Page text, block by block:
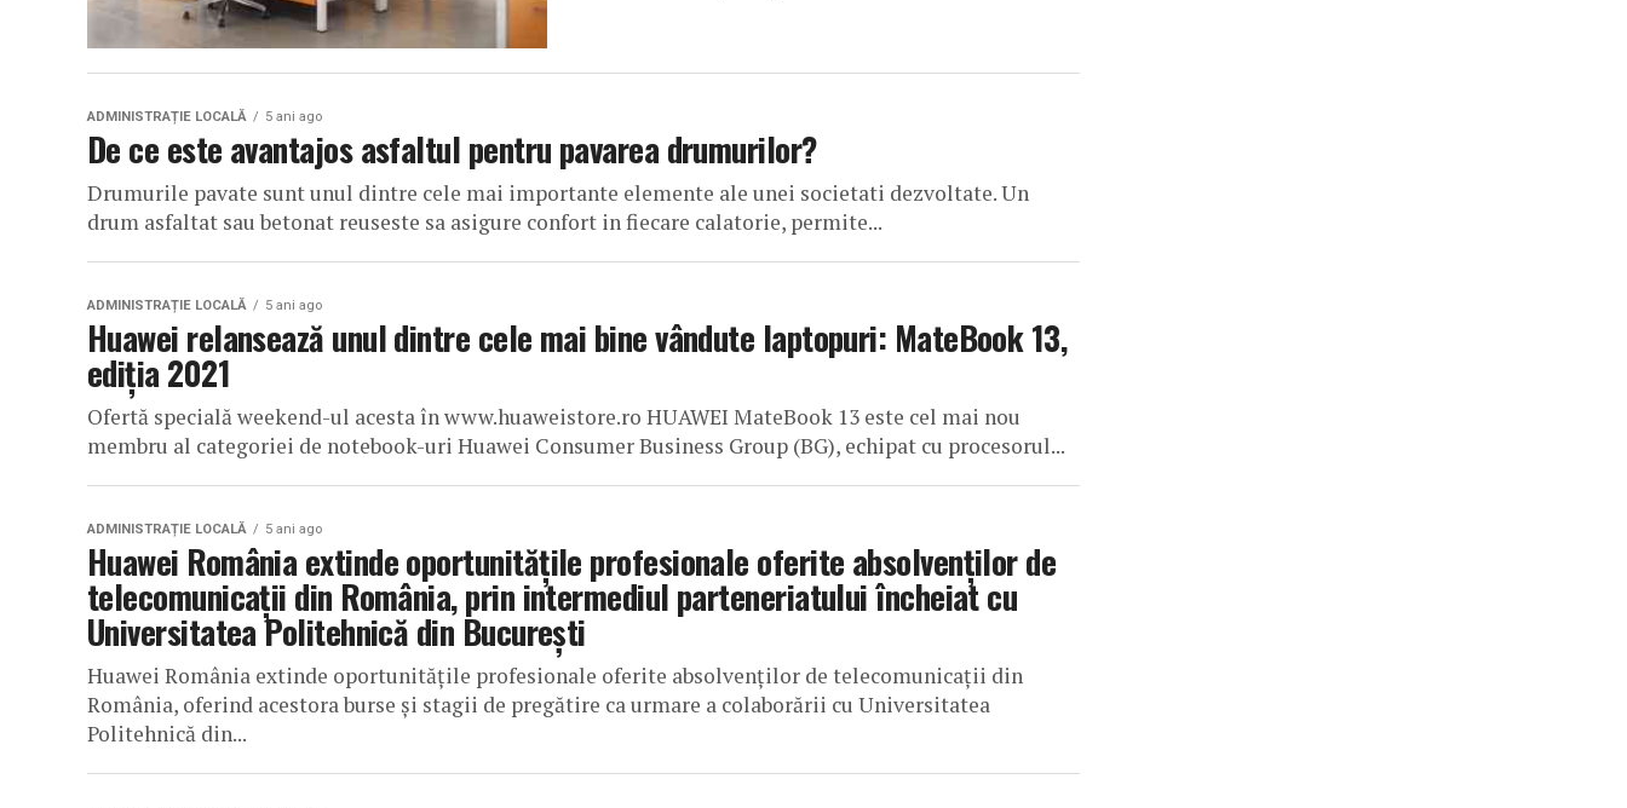
ADMINISTRAȚIE LOCALĂ 5 ani ago
De ce este avantajos asfaltul pentru pavarea drumurilor?
Drumurile pavate sunt unul dintre cele mai importante elemente ale unei societati dezvoltate. Un
drum asfaltat sau betonat reuseste sa asigure confort in fiecare calatorie, permite...
ADMINISTRAȚIE LOCALĂ 5 ani ago
Huawei relansează unul dintre cele mai bine vândute laptopuri: MateBook 13,
ediția 2021
Ofertă specială weekend-ul acesta în www.huaweistore.ro HUAWEI MateBook 13 este cel mai nou
membru al categoriei de notebook-uri Huawei Consumer Business Group (BG), echipat cu procesorul...
ADMINISTRAȚIE LOCALĂ 5 ani ago
Huawei România extinde oportunitățile profesionale oferite absolvenților de
telecomunicații din România, prin intermediul parteneriatului încheiat cu
Universitatea Politehnică din București
Huawei România extinde oportunitățile profesionale oferite absolvenților de telecomunicații din
România, oferind acestora burse și stagii de pregătire ca urmare a colaborării cu Universitatea
Politehnică din...